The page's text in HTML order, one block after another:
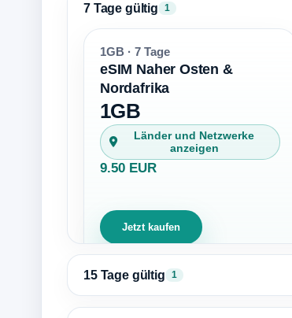
7 Tage gültig 1
1GB · 7 Tage
eSIM Naher Osten &
Nordafrika
1GB
Länder und Netzwerke
anzeigen
9.50 EUR
Jetzt kaufen
15 Tage gültig 1